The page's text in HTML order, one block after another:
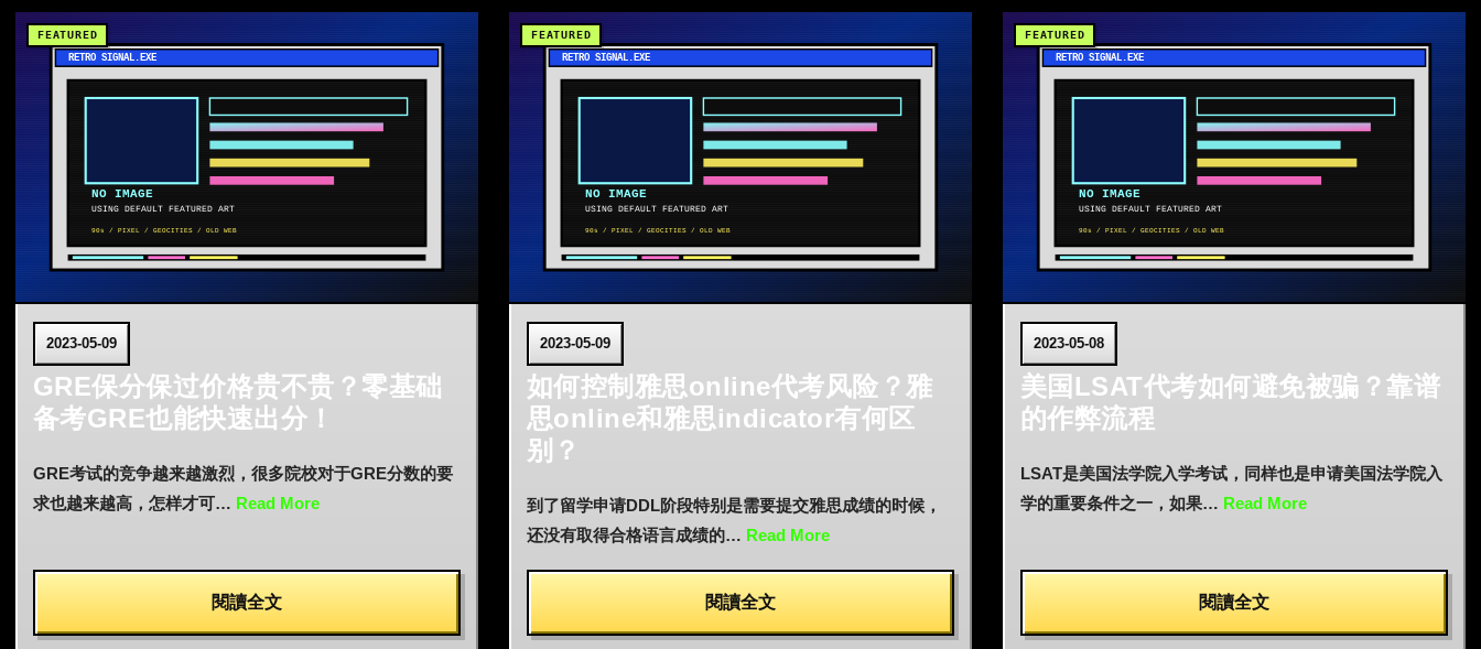
2023-05-09
GRE保分保过价格贵不贵？零基础
备考GRE也能快速出分！
GRE考试的竞争越来越激烈，很多院校对于GRE分数的要
求也越来越高，怎样才可… Read More
閱讀全文
2023-05-09
如何控制雅思online代考风险？雅
思online和雅思indicator有何区
别？
到了留学申请DDL阶段特别是需要提交雅思成绩的时候，
还没有取得合格语言成绩的… Read More
閱讀全文
2023-05-08
美国LSAT代考如何避免被骗？靠谱
的作弊流程
LSAT是美国法学院入学考试，同样也是申请美国法学院入
学的重要条件之一，如果… Read More
閱讀全文